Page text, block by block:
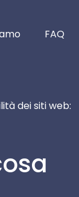
FAQ
dei siti web: